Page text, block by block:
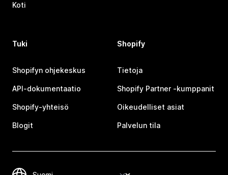
Koti
Tuki
Shopifyn ohjekeskus
API-dokumentaatio
Shopify-yhteisö
Blogit
Shopify
Tietoja
Shopify Partner ‑kumppanit
Oikeudelliset asiat
Palvelun tila